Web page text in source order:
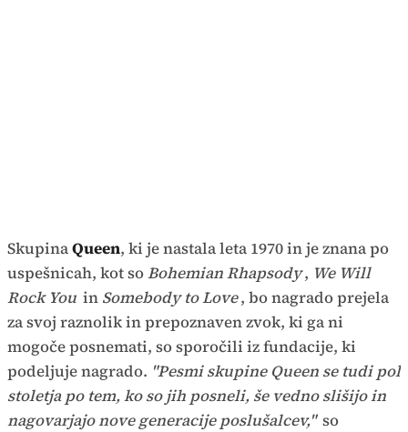
SkupinaQueen, ki je nastala leta 1970 in je znana po
uspešnicah, kot soBohemian Rhapsody, We Will
Rock You in Somebody to Love, bo nagrado prejela
za svoj raznolik in prepoznaven zvok, ki ga ni
mogoče posnemati, so sporočili iz fundacije, ki
podeljuje nagrado. "Pesmi skupine Queen se tudi pol
stoletja po tem, ko so jih posneli, še vedno slišijo in
nagovarjajo nove generacije poslušalcev," so